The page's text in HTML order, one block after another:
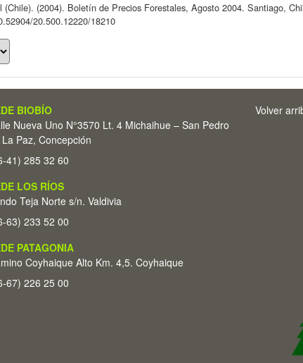
(Chile). (2004). Boletín de Precios Forestales, Agosto 2004. Santiago,
20.500.12220/18210
BIOBÍO
Nueva Uno N°3570 Lt. 4 Michaihue – San Pedro
Paz, Concepción
41) 285 32 60
LOS RÍOS
Teja Norte s/n. Valdivia
63) 233 52 00
PATAGONIA
Coyhaique Alto Km. 4,5. Coyhaique
67) 226 25 00
Volver